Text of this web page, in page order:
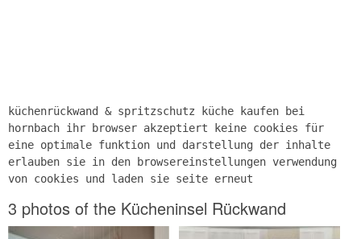
küchenrückwand & spritzschutz küche kaufen bei
hornbach ihr browser akzeptiert keine cookies für
eine optimale funktion und darstellung der inhalte
erlauben sie in den browsereinstellungen verwendung
von cookies und laden sie seite erneut
3 photos of the Kücheninsel Rückwand